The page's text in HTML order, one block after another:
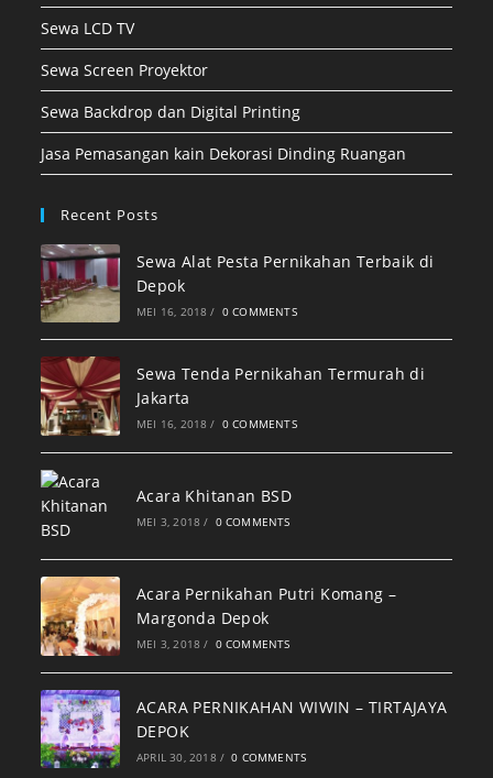
Sewa LCD TV
Sewa Screen Proyektor
Sewa Backdrop dan Digital Printing
Jasa Pemasangan kain Dekorasi Dinding Ruangan
Recent Posts
Sewa Alat Pesta Pernikahan Terbaik di
Depok
MEI 16, 2018 / 0 COMMENTS
Sewa Tenda Pernikahan Termurah di
Jakarta
MEI 16, 2018 / 0 COMMENTS
Acara Khitanan BSD
MEI 3, 2018 / 0 COMMENTS
Acara Pernikahan Putri Komang –
Margonda Depok
MEI 3, 2018 / 0 COMMENTS
ACARA PERNIKAHAN WIWIN – TIRTAJAYA
DEPOK
APRIL 30, 2018 / 0 COMMENTS